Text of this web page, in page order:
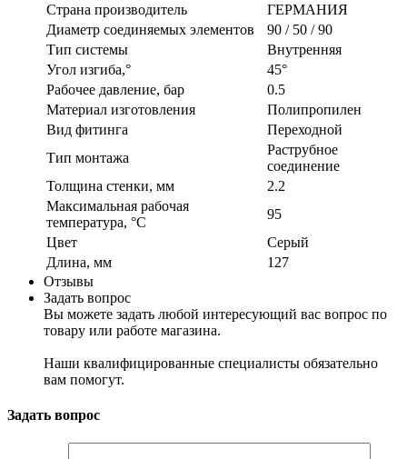
Страна производитель
ГЕРМАНИЯ
Диаметр соединяемых элементов
90 / 50 / 90
Тип системы
Внутренняя
Угол изгиба,°
45°
Рабочее давление, бар
0.5
Материал изготовления
Полипропилен
Вид фитинга
Переходной
Тип монтажа
Раструбное
соединение
Толщина стенки, мм
2.2
Максимальная рабочая
температура, °С
95
Цвет
Серый
Длина, мм
127
Отзывы
Задать вопрос
Вы можете задать любой интересующий вас вопрос по
товару или работе магазина.
Наши квалифицированные специалисты обязательно
вам помогут.
Задать вопрос